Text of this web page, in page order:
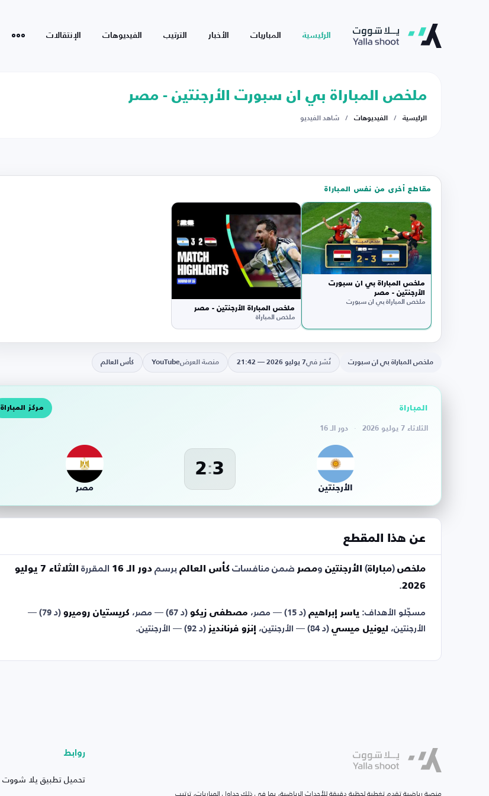
الرئيسية المباريات الأخبار الترتيب الفيديوهات الإنتقالات
ملخص المباراة بي ان سبورت الأرجنتين - مصر
الرئيسية / الفيديوهات / شاهد الفيديو
المشاهدة
على
يوتيوب
مقاطع أخرى من نفس المباراة
ملخص المباراة بي ان سبورت
الأرجنتين - مصر
ملخص المباراة بي ان سبورت
ملخص المباراة الأرجنتين - مصر
ملخص المباراة
ملخص المباراة بي ان سبورت نُشر في7 يوليو 2026 — 21:42 منصة العرضYouTube كأس العالم
المباراة مركز المباراة
الثلاثاء 7 يوليو 2026 · دور الـ 16
الأرجنتين
3
:
2
مصر
عن هذا المقطع
ملخص (مباراة) الأرجنتين ومصر ضمن منافسات كأس العالم برسم دور الـ 16 المقررة
الثلاثاء 7 يوليو
2026
.
مسجّلو الأهداف: ياسر إبراهيم (د 15) — مصر، مصطفى زيكو (د 67) — مصر، كريستيان روميرو
(د 79) —
الأرجنتين، ليونيل ميسي (د 84) — الأرجنتين، إنزو فرنانديز (د 92) — الأرجنتين.
منصة رياضية تقدم تغطية لحظية دقيقة للأحداث الرياضية، بما في ذلك جداول المباريات، ترتيب
روابط
تحميل تطبيق يلا شووت